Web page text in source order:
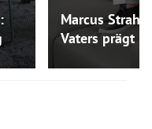
Marcus
Vaters prägt